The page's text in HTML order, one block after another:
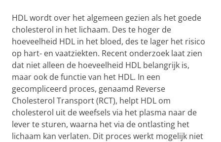
HDL wordt over het algemeen gezien als het goede
cholesterol in het lichaam. Des te hoger de
hoeveelheid HDL in het bloed, des te lager het risico
op hart- en vaatziekten. Recent onderzoek laat zien
dat niet alleen de hoeveelheid HDL belangrijk is,
maar ook de functie van het HDL. In een
gecompliceerd proces, genaamd Reverse
Cholesterol Transport (RCT), helpt HDL om
cholesterol uit de weefsels via het plasma naar de
lever te sturen, waarna het via de ontlasting het
lichaam kan verlaten. Dit proces werkt mogelijk niet